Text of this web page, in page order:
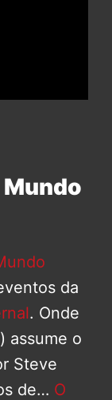
da
. Onde
) assume o
Steve
de… O